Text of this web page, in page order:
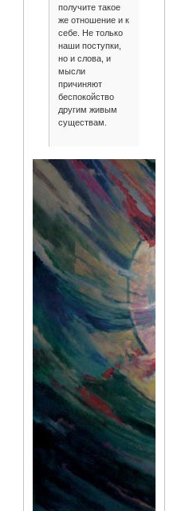
получите такое
же отношение и к
себе. Не только
наши поступки,
но и слова, и
мысли
причиняют
беспокойство
другим живым
существам.